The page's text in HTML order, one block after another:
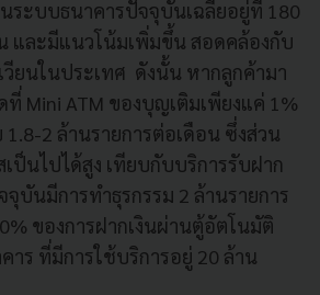
นระบบธนาคารปัจจุบันเฉลี่ยอยู่ที่ 180
และมีแนวโน้มเพิ่มขึ้น สอดคล้องกับ
ยนในประเทศ ดังนั้น หากลูกค้ามา
Mini ATM ของบุญเติมเพียงแค่ 1%
1.8-2 ล้านรายการต่อเดือน ซึ่งส่วน
ป็นไปได้สูง เทียบกับบริการรับฝาก
บันมีการทำธุรกรรม 2 ล้านรายการ
ของการฝากเงินผ่านตู้อัตโนมัติ
าร ที่มีการใช้บริการอยู่ 20 ล้าน